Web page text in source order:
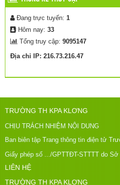
Đang trực tuyến: 1
Hôm nay: 33
Tổng truy cập: 9095147
Địa chỉ IP: 216.73.216.47
TRƯỜNG TH KPA KLƠNG
CHỊU TRÁCH NHIỆM NỘI DUNG
Ban biên tập Trang thông tin điện tử
Giấy phép số .../GPTTĐT-STTTT do
LIÊN HỆ
TRƯỜNG TH KPA KLƠNG